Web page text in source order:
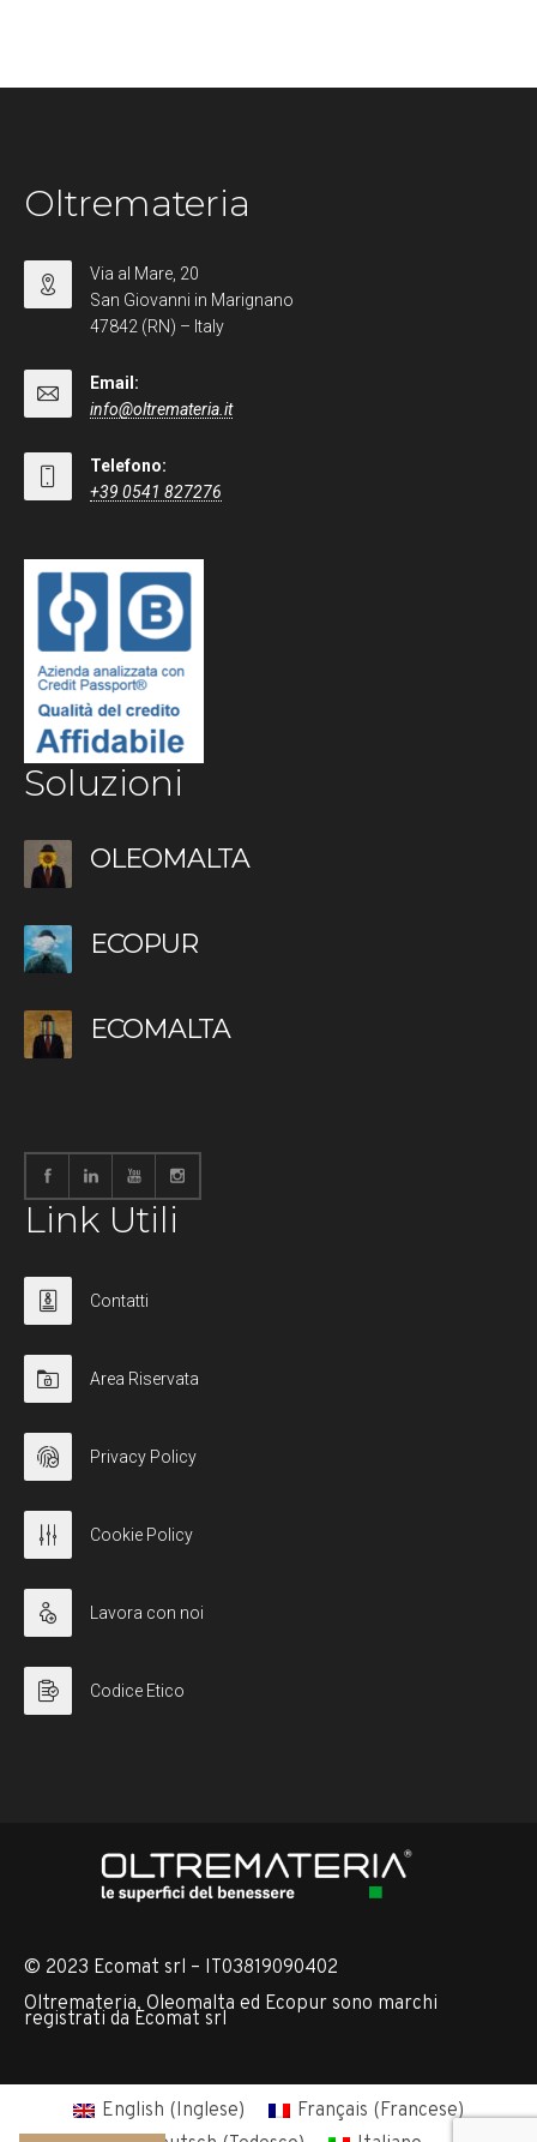
Oltremateria
Via al Mare, 20
San Giovanni in Marignano
47842 (RN) – Italy
Email:
info@oltremateria.it
Telefono:
+39 0541 827276
Soluzioni
OLEOMALTA
ECOPUR
ECOMALTA
Link Utili
Contatti
Area Riservata
Privacy Policy
Cookie Policy
Lavora con noi
Codice Etico
© 2023 Ecomat srl – IT03819090402
Oltremateria, Oleomalta ed Ecopur sono marchi
registrati da Ecomat srl
English (Inglese) Français (Francese)